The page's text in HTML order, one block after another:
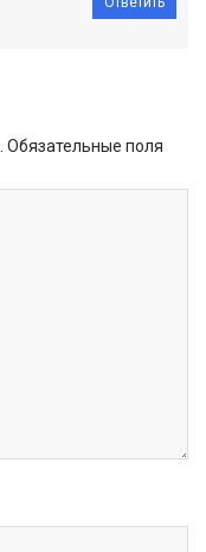
Обязательные поля